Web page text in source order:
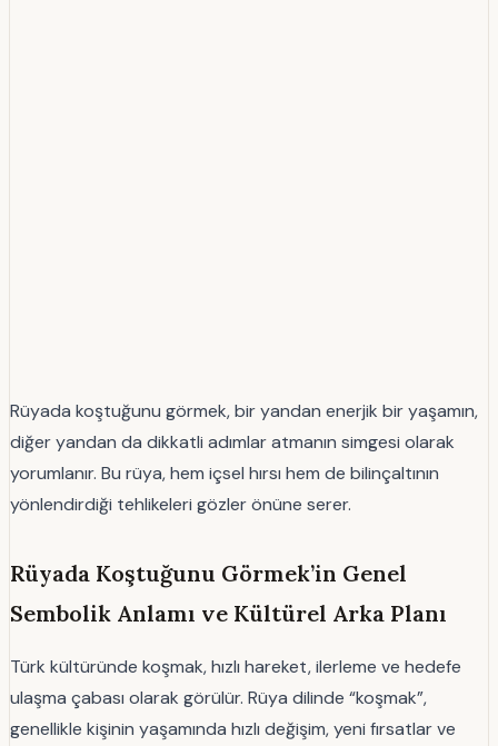
Rüyada koştuğunu görmek, bir yandan enerjik bir yaşamın,
diğer yandan da dikkatli adımlar atmanın simgesi olarak
yorumlanır. Bu rüya, hem içsel hırsı hem de bilinçaltının
yönlendirdiği tehlikeleri gözler önüne serer.
Rüyada Koştuğunu Görmek’in Genel
Sembolik Anlamı ve Kültürel Arka Planı
Türk kültüründe koşmak, hızlı hareket, ilerleme ve hedefe
ulaşma çabası olarak görülür. Rüya dilinde “koşmak”,
genellikle kişinin yaşamında hızlı değişim, yeni fırsatlar ve